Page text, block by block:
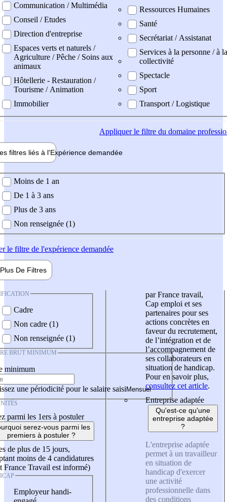
Communication / Multimédia
Conseil / Etudes
Direction d'entreprise
Espaces verts et naturels /
Agriculture / Pêche / Soins aux
animaux
Hôtellerie - Restauration /
Tourisme / Animation
Immobilier
Ressources Humaines
Santé
Secrétariat / Assistanat
Services à la personne / à la
collectivité
Spectacle
Sport
Transport / Logistique
Appliquerle filtre du domaine
filtres liés à l'Expérience demandée
demandée
Moins de 1 an
De 1 à 3 ans
Plus de 3 ans
Non renseignée (1)
le filtre de l'expérience demandée
Plus De Filtres
Cadre
Non cadre (1)
Non renseignée (1)
BRUT MINIMUM
minimum
une périodicité pour le salaire saisi
parmi les 1ers à postuler
serez-vous parmi les
premiers à postuler ?
de plus de 15 jours,
moins de 4 candidatures
France Travail est informé)
Employeur handi-
par France travail,
Cap emploi et ses
partenaires pour ses
actions concrètes en
faveur du recrutement,
de l’intégration et de
l’accompagnement de
ses collaborateurs en
situation de handicap.
Pour en savoir plus,
consultez cet article.
Entreprise adaptée
Qu'est-ce qu'une
entreprise adaptée
?
L'entreprise adaptée
permet à un travailleur
en situation de
handicap d'exercer
une activité
professionnelle dans
des conditions